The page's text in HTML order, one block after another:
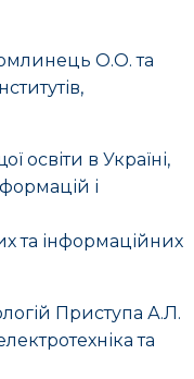
О.О. та
освіти в Україні,
і
та інформаційних
Приступа А.Л.
та